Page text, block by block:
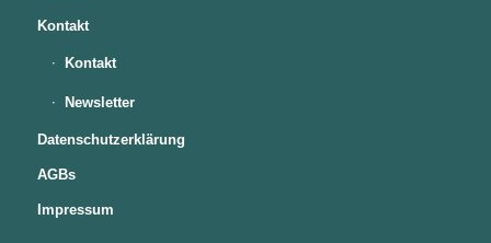
Kontakt
Kontakt
Newsletter
Datenschutzerklärung
AGBs
Impressum